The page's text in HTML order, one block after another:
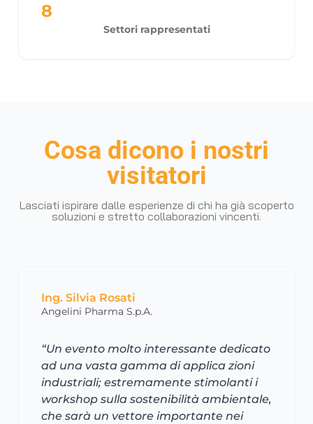
8
Settori rappresentati
Cosa dicono i nostri
visitatori
Lasciati ispirare dalle esperienze di chi ha già scoperto
soluzioni e stretto collaborazioni vincenti.
Ing. Silvia Rosati
Angelini Pharma S.p.A.
“Un evento molto interessante dedicato
ad una vasta gamma di applica zioni
industriali; estremamente stimolanti i
workshop sulla sostenibilità ambientale,
che sarà un vettore importante nei